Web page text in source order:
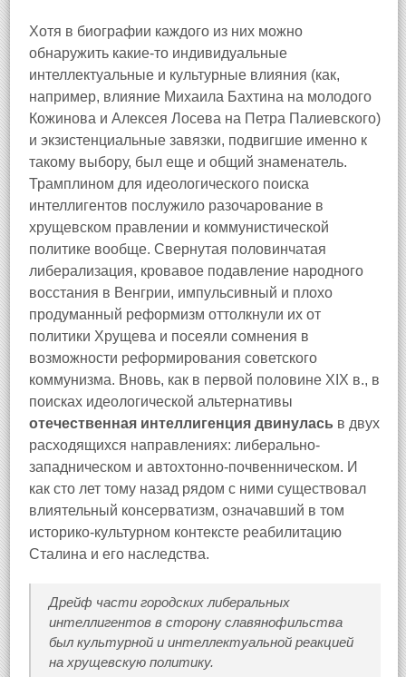
Хотя в биографии каждого из них можно
обнаружить какие-то индивидуальные
интеллектуальные и культурные влияния (как,
например, влияние Михаила Бахтина на молодого
Кожинова и Алексея Лосева на Петра Палиевского)
и экзистенциальные завязки, подвигшие именно к
такому выбору, был еще и общий знаменатель.
Трамплином для идеологического поиска
интеллигентов послужило разочарование в
хрущевском правлении и коммунистической
политике вообще. Свернутая половинчатая
либерализация, кровавое подавление народного
восстания в Венгрии, импульсивный и плохо
продуманный реформизм оттолкнули их от
политики Хрущева и посеяли сомнения в
возможности реформирования советского
коммунизма. Вновь, как в первой половине XIX в., в
поисках идеологической альтернативы
отечественная интеллигенция двинулась в двух
расходящихся направлениях: либерально-
западническом и автохтонно-почвенническом. И
как сто лет тому назад рядом с ними существовал
влиятельный консерватизм, означавший в том
историко-культурном контексте реабилитацию
Сталина и его наследства.
Дрейф части городских либеральных
интеллигентов в сторону славянофильства
был культурной и интеллектуальной реакцией
на хрущевскую политику.